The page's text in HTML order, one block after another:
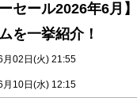
セール2026年6月
を一挙紹介！
02日(火) 21:55
10日(水) 12:15